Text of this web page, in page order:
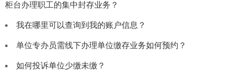
柜台办理职工的集中封存业务？
我在哪里可以查询到我的账户信息？
单位专办员需线下办理单位缴存业务如何预约？
如何投诉单位少缴未缴？